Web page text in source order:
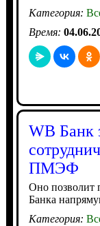
Категория:
Время:
WB Банк
ПМЭФ
Оно позволит
Банка
Категория: